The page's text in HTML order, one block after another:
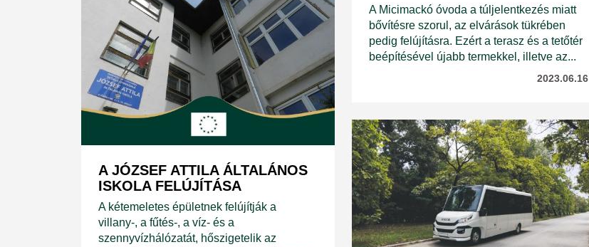
A Micimackó óvoda a túljelentkezés miatt
bővítésre szorul, az elvárások tükrében
pedig felújításra. Ezért a terasz és a tetőtér
beépítésével újabb termekkel, illetve az...
2023.06.16
A JÓZSEF ATTILA ÁLTALÁNOS
ISKOLA FELÚJÍTÁSA
A kétemeletes épületnek felújítják a
villany-, a fűtés-, a víz- és a
szennyvízhálózatát, hőszigetelik az